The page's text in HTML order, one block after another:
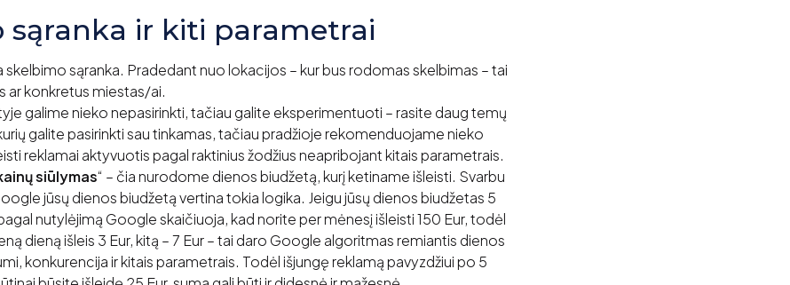
sąranka ir kiti parametrai
sąranka. Pradedant nuo lokacijos – kur bus rodomas skelbimas – tai
ar konkretus miestas/ai.
galime nieko nepasirinkti, tačiau galite eksperimentuoti – rasite daug temų
galite pasirinkti sau tinkamas, tačiau pradžioje rekomenduojame nieko
reklamai aktyvuotis pagal raktinius žodžius neapribojant kitais parametrais.
siūlymas“ – čia nurodome dienos biudžetą, kurį ketiname išleisti. Svarbu
jūsų dienos biudžetą vertina tokia logika. Jeigu jūsų dienos biudžetas 5
nutylėjimą Google skaičiuoja, kad norite per mėnesį išleisti 150 Eur, todėl
dieną išleis 3 Eur, kitą – 7 Eur – tai daro Google algoritmas remiantis dienos
konkurencija ir kitais parametrais. Todėl išjungę reklamą pavyzdžiui po 5